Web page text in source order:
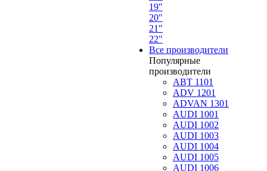
19"
20"
21"
22"
Все производители
Популярные
производители
ABT 1101
ADV 1201
ADVAN 1301
AUDI 1001
AUDI 1002
AUDI 1003
AUDI 1004
AUDI 1005
AUDI 1006